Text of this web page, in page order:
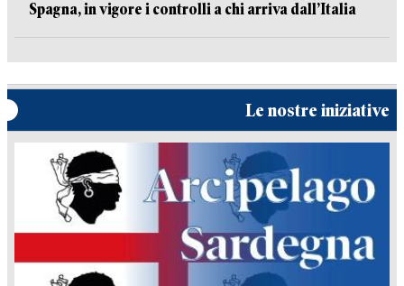
Spagna, in vigore i controlli a chi arriva dall’Italia
Le nostre iniziative